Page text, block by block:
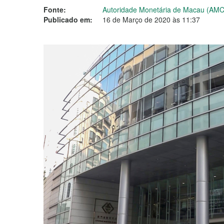
Fonte:
Autoridade Monetária de Macau
Publicado em:
16 de Março de 2020 às 11:37